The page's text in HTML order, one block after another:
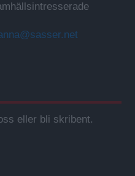
eller bli skribent.